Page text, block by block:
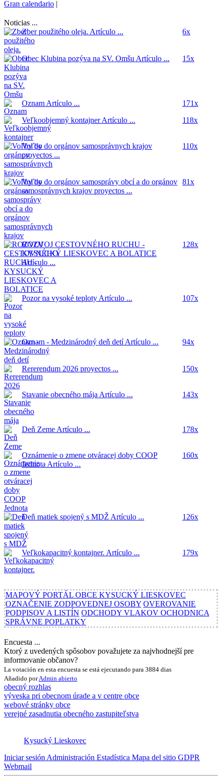
Gran calendario |
Noticias ...
Zber použitého oleja. Artículo ... 6x
Obec Klubina pozýva na SV. Omšu Artículo ... 15x
Oznam Artículo ...
171x
Veľkoobjemný kontajnerArtículo ... 118x
Voľby do orgánov samosprávnych krajov
proyectos ...
110x
Voľby do orgánov samosprávy obcí a do orgánov
samosprávnych krajov proyectos ...
81x
ROZVOJ CESTOVNÉHO RUCHU -
KYSUCKÝ LIESKOVEC A BOLATICE
Artículo ...
128x
Pozor na vysoké teploty Artículo ... 107x
Oznam - Medzinárodný deň detíArtículo ... 94x
Rererendum 2026 proyectos ... 150x
Stavanie obecného mája Artículo ... 143x
Deň Zeme Artículo ... 178x
Oznámenie o zmene otváracej doby COOP
Jednota Artículo ...
160x
Deň matiek spojený s MDŽ Artículo ... 126x
Veľkokapacitný kontajner. Artículo ... 179x
MAPOVÝ PORTÁL OBCE KYSUCKÝ LIESKOVEC
OZNAČENIE ZODPOVEDNEJ OSOBY OVEROVANIE
PODPISOV A LISTÍN ODCHODY VLAKOV OCHODNICA
SPRÁVNE POPLATKY
Encuesta ...
Ktorý z uvedených spôsobov považujete za najvhodnejší pre
informovanie občanov?
La votación en esta encuesta se está ejecutando para 3884 dias
Añadido porAdmin abierto
obecný rozhlas
výveska pri obecnom úrade a v centre obce
webové stránky obce
verejné zasadnutia obecného zastupiteľstva
Kysucký Lieskovec
Iniciar sesión Administración Estadística Mapa del sitio GDPR
Webmail